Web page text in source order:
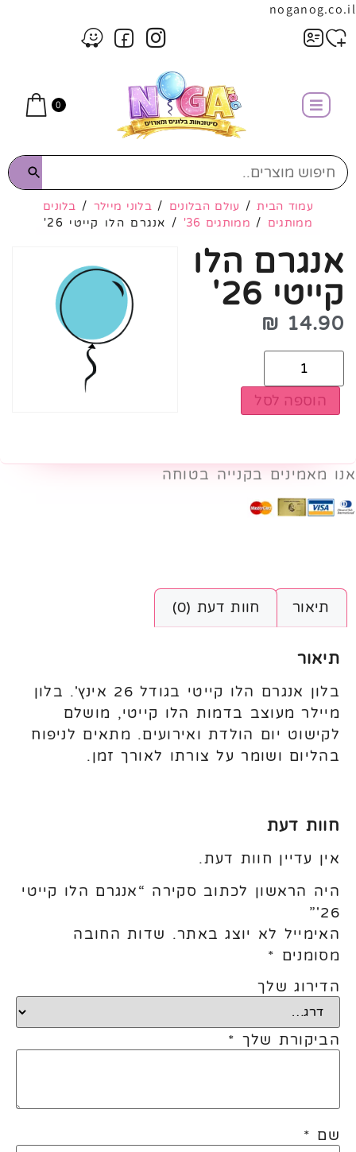
noganog.co.il
0
עמוד הבית/ עולם הבלונים /בלוני מיילר / בלונים
ממותגים / ממותגים 36' / אנגרם הלו קייטי 26'
אנגרם הלו
קייטי 26'
14.90
₪
הוספה לסל
אנו מאמינים בקנייה בטוחה
תיאור חוות דעת (0)
תיאור
בלון אנגרם הלו קייטי בגודל 26 אינץ'. בלון
מיילר מעוצב בדמות הלו קייטי, מושלם
לקישוט יום הולדת ואירועים. מתאים לניפוח
בהליום ושומר על צורתו לאורך זמן.
חוות דעת
אין עדיין חוות דעת.
היה הראשון לכתוב סקירה “אנגרם הלו קייטי
26'”
האימייל לא יוצג באתר. שדות החובה
מסומנים *
הדירוג שלך
הביקורת שלך *
שם *